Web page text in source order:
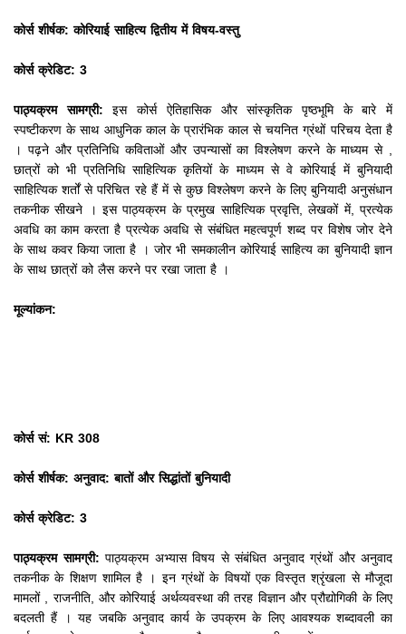
कोर्स शीर्षक: कोरियाई साहित्य द्वितीय में विषय-वस्तु
कोर्स क्रेडिट: 3
पाठ्यक्रम सामग्री: इस कोर्स ऐतिहासिक और सांस्कृतिक पृष्ठभूमि के बारे में
स्पष्टीकरण के साथ आधुनिक काल के प्रारंभिक काल से चयनित ग्रंथों परिचय देता है
। पढ़ने और प्रतिनिधि कविताओं और उपन्यासों का विश्लेषण करने के माध्यम से ,
छात्रों को भी प्रतिनिधि साहित्यिक कृतियों के माध्यम से वे कोरियाई में बुनियादी
साहित्यिक शर्तों से परिचित रहे हैं में से कुछ विश्लेषण करने के लिए बुनियादी अनुसंधान
तकनीक सीखने
।इस पाठ्यक्रम के प्रमुख साहित्यिक प्रवृत्ति, लेखकों में, प्रत्येक
अवधि का काम करता है प्रत्येक अवधि से संबंधित महत्वपूर्ण शब्द पर विशेष जोर देने
के साथ कवर किया जाता है
।जोर भी समकालीन कोरियाई साहित्य का बुनियादी ज्ञान
के साथ छात्रों को लैस करने पर रखा जाता है
।
मूल्यांकन:
कोर्स सं: KR 308
कोर्स शीर्षक: अनुवाद: बातों और सिद्धांतों बुनियादी
कोर्स क्रेडिट: 3
पाठ्यक्रम सामग्री: पाठ्यक्रम अभ्यास विषय से संबंधित अनुवाद ग्रंथों और अनुवाद
तकनीक के शिक्षण शामिल है
। इन ग्रंथों के विषयों एक विस्तृत श्रृंखला से मौजूदा
मामलों , राजनीति, और कोरियाई अर्थव्यवस्था की तरह विज्ञान और प्रौद्योगिकी के लिए
बदलती हैं
।यह जबकि अनुवाद कार्य के उपक्रम के लिए आवश्यक शब्दावली का